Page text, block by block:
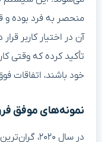
منحصر به فرد بوده و
آن در اختیار کاربر
تأکید کرده که وقتی
خود باشند، اتفاقات
نمونه‌های موفق
در سال